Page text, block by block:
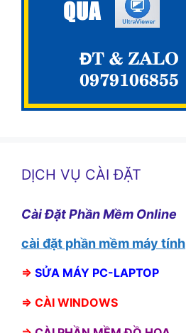
DỊCH VỤ CÀI ĐẶT
Cài Đặt Phần Mềm Online
cài đặt phần mềm máy tính
⇒ SỬA MÁY PC-LAPTOP
⇒ CÀI WINDOWS